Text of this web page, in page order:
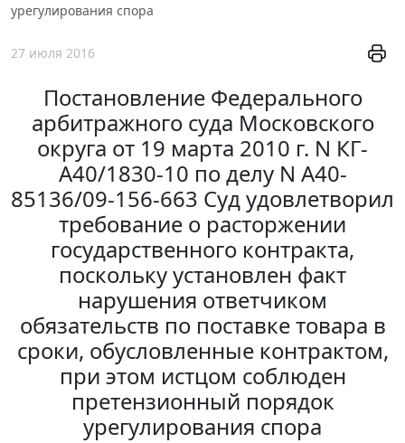
урегулирования спора
27 июля 2016
Постановление Федерального
арбитражного суда Московского
округа от 19 марта 2010 г. N КГ-
А40/1830-10 по делу N А40-
85136/09-156-663 Суд удовлетворил
требование о расторжении
государственного контракта,
поскольку установлен факт
нарушения ответчиком
обязательств по поставке товара в
сроки, обусловленные контрактом,
при этом истцом соблюден
претензионный порядок
урегулирования спора